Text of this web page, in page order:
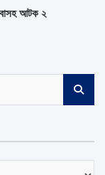
আটক ২